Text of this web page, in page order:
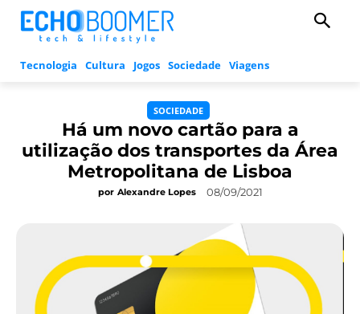
Tecnologia Cultura Jogos Sociedade Viagens
SOCIEDADE
Há um novo cartão para a
utilização dos transportes da Área
Metropolitana de Lisboa
por Alexandre Lopes 08/09/2021